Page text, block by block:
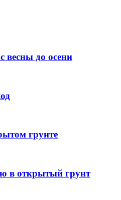
весны до осени
грунте
в открытый грунт